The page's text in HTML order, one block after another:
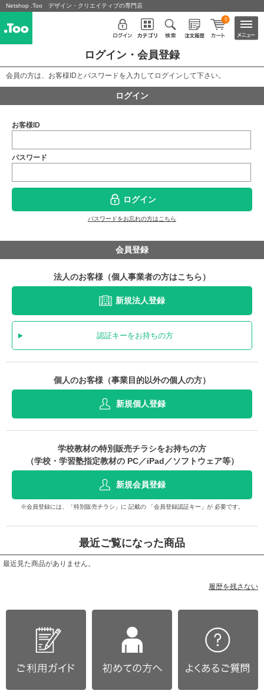
Netshop .Too デザイン・クリエイティブの専門店
0
ログイン・会員登録
会員の方は、お客様IDとパスワードを入力してログインして下さい。
ログイン
お客様ID
パスワード
ログイン
パスワードをお忘れの方はこちら
会員登録
法人のお客様（個人事業者の方はこちら）
新規法人登録
認証キーをお持ちの方
個人のお客様（事業目的以外の個人の方）
新規個人登録
学校教材の特別販売チラシをお持ちの方
（学校・学習塾指定教材の PC／iPad／ソフトウェア等）
新規会員登録
※会員登録には、「特別販売チラシ」に 記載の 「会員登録認証キー」が 必要です。
最近ご覧になった商品
最近見た商品がありません。
履歴を残さない